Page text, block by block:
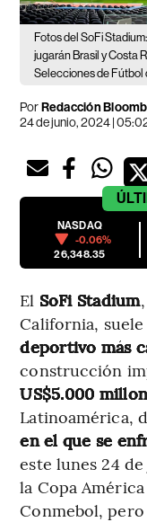
Fotos del SoFi
jugarán Brasil y Costa
Selecciones de Fútbol
PorRedacción
24 de junio, 2024 |
NASDAQ
-0.06%
26,348.35
El SoFi Stadium
California,
deportivo más
construcción
US$5.000
Latinoamérica,
en el que se
este lunes 24
la Copa
Conmebol,